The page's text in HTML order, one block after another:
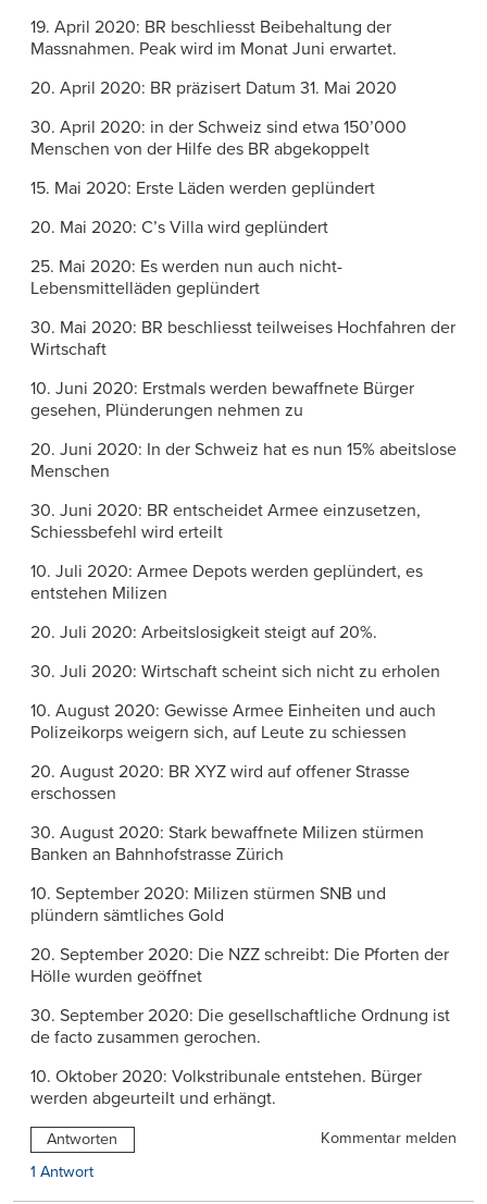
19. April 2020: BR beschliesst Beibehaltung der
Massnahmen. Peak wird im Monat Juni erwartet.
20. April 2020: BR präzisert Datum 31. Mai 2020
30. April 2020: in der Schweiz sind etwa 150’000
Menschen von der Hilfe des BR abgekoppelt
15. Mai 2020: Erste Läden werden geplündert
20. Mai 2020: C’s Villa wird geplündert
25. Mai 2020: Es werden nun auch nicht-
Lebensmittelläden geplündert
30. Mai 2020: BR beschliesst teilweises Hochfahren der
Wirtschaft
10. Juni 2020: Erstmals werden bewaffnete Bürger
gesehen, Plünderungen nehmen zu
20. Juni 2020: In der Schweiz hat es nun 15% abeitslose
Menschen
30. Juni 2020: BR entscheidet Armee einzusetzen,
Schiessbefehl wird erteilt
10. Juli 2020: Armee Depots werden geplündert, es
entstehen Milizen
20. Juli 2020: Arbeitslosigkeit steigt auf 20%.
30. Juli 2020: Wirtschaft scheint sich nicht zu erholen
10. August 2020: Gewisse Armee Einheiten und auch
Polizeikorps weigern sich, auf Leute zu schiessen
20. August 2020: BR XYZ wird auf offener Strasse
erschossen
30. August 2020: Stark bewaffnete Milizen stürmen
Banken an Bahnhofstrasse Zürich
10. September 2020: Milizen stürmen SNB und
plündern sämtliches Gold
20. September 2020: Die NZZ schreibt: Die Pforten der
Hölle wurden geöffnet
30. September 2020: Die gesellschaftliche Ordnung ist
de facto zusammen gerochen.
10. Oktober 2020: Volkstribunale entstehen. Bürger
werden abgeurteilt und erhängt.
Antworten
Kommentar melden
1 Antwort